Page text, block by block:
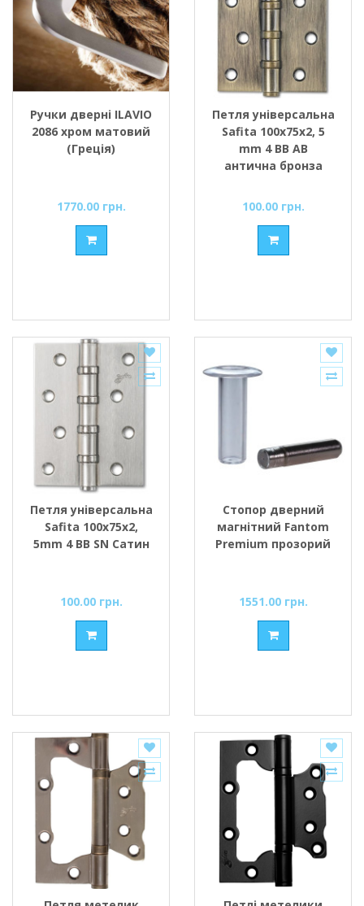
Ручки дверні ILAVIO
2086 хром матовий
(Греція)
1770.00 грн.
Петля універсальна
Safita 100х75х2, 5
mm 4 BB AB
антична бронза
100.00 грн.
Петля універсальна
Safita 100х75х2,
5mm 4 BB SN Сатин
100.00 грн.
Стопор дверний
магнітний Fantom
Premium прозорий
1551.00 грн.